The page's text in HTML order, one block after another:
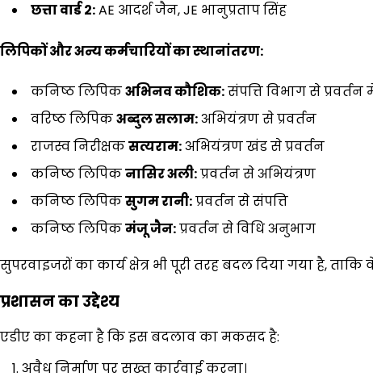
छत्ता वार्ड2:AE आदर्श जैन, JE भानुप्रताप सिंह
लिपिकों और अन्य कर्मचारियों का स्थानांतरण:
कनिष्ठ लिपिकअभिनव कौशिक:संपत्ति विभाग से प्रवर्तन
वरिष्ठ लिपिकअब्दुल सलाम:अभियंत्रण से प्रवर्तन
राजस्व निरीक्षकसत्यराम:अभियंत्रण खंड से प्रवर्तन
कनिष्ठ लिपिकनासिर अली:प्रवर्तन से अभियंत्रण
कनिष्ठ लिपिकसुगम रानी:प्रवर्तन से संपत्ति
कनिष्ठ लिपिकमंजू जैन:प्रवर्तन से विधि अनुभाग
सुपरवाइजरों का कार्य क्षेत्र भी पूरी तरह बदल दिया गया है,
प्रशासन का उद्देश्य
एडीए का कहना है कि इस बदलाव का मकसद है:
अवैध निर्माण पर सख्त कार्रवाई करना।